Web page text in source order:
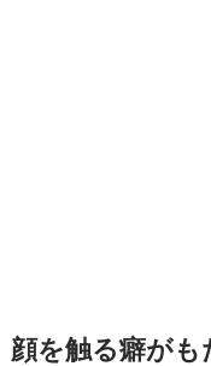
顔を触る癖がも